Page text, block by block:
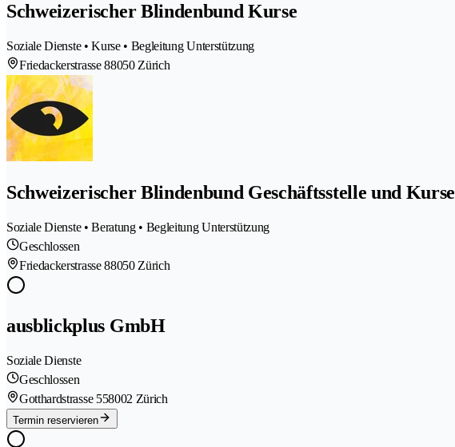
Schweizerischer Blindenbund Kurse
Soziale Dienste • Kurse • Begleitung Unterstützung
Friedackerstrasse 88050 Zürich
Schweizerischer Blindenbund Geschäftsstelle und Kurse
Soziale Dienste • Beratung • Begleitung Unterstützung
Geschlossen
Friedackerstrasse 88050 Zürich
ausblickplus GmbH
Soziale Dienste
Geschlossen
Gotthardstrasse 558002 Zürich
Termin reservieren